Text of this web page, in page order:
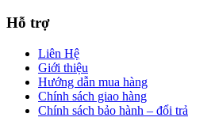
Hỗ trợ
Liên Hệ
Giới thiệu
Hướng dẫn mua hàng
Chính sách giao hàng
Chính sách bảo hành – đổi trả